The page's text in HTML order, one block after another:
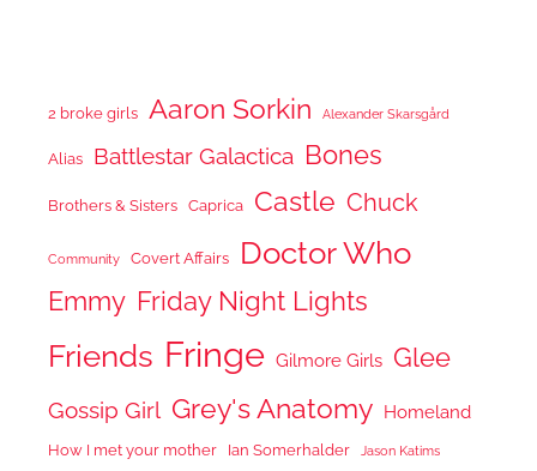
2 broke girls Aaron Sorkin Alexander Skarsgård
Alias Battlestar Galactica Bones
Brothers & Sisters Caprica Castle Chuck
Community Covert Affairs Doctor Who
Emmy Friday Night Lights
Friends Fringe Gilmore Girls Glee
Gossip Girl Grey's Anatomy Homeland
How I met your mother Ian Somerhalder Jason Katims